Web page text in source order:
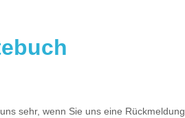
sehr, wenn Sie uns eine Rückmeldung